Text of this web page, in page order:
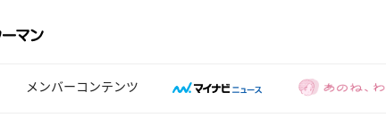
メンバーコンテンツ